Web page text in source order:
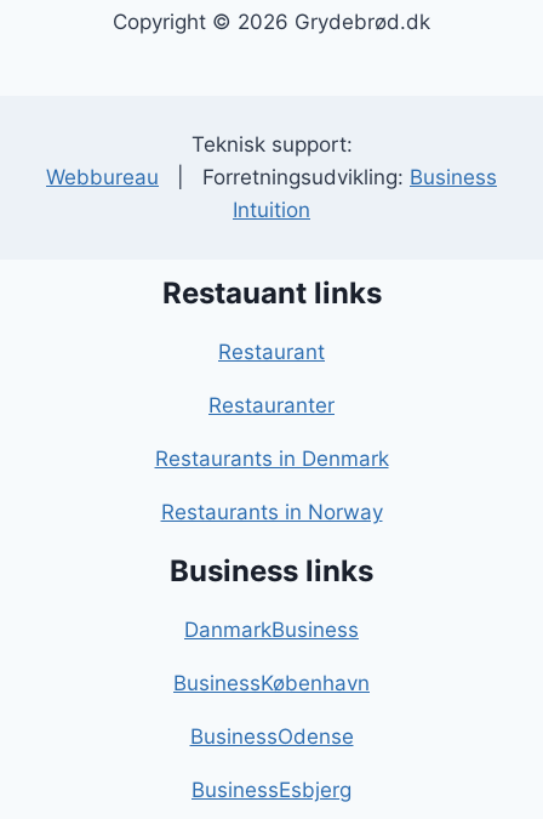
Copyright © 2026 Grydebrød.dk
Teknisk support:
Webbureau | Forretningsudvikling: Business
Intuition
Restauant links
Restaurant
Restauranter
Restaurants in Denmark
Restaurants in Norway
Business links
DanmarkBusiness
BusinessKøbenhavn
BusinessOdense
BusinessEsbjerg